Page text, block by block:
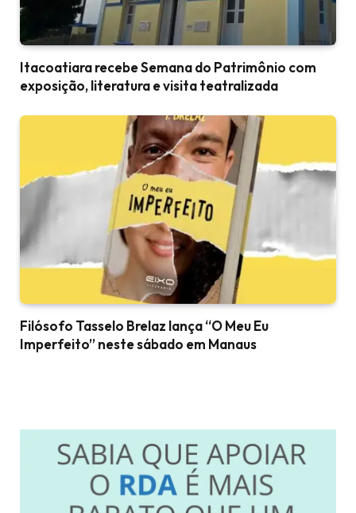
Itacoatiara recebe Semana do Patrimônio com
exposição, literatura e visita teatralizada
Filósofo Tasselo Brelaz lança “O Meu Eu
Imperfeito” neste sábado em Manaus